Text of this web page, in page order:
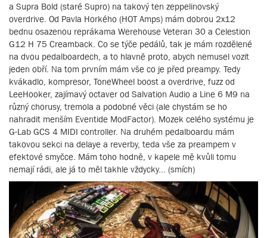
a Supra Bold (staré Supro) na takový ten zeppelinovský
overdrive. Od Pavla Horkého (HOT Amps) mám dobrou 2x12
bednu osazenou reprákama Werehouse Veteran 30 a Celestion
G12 H 75 Creamback. Co se týče pedálů, tak je mám rozdělené
na dvou pedalboardech, a to hlavně proto, abych nemusel vozit
jeden obří. Na tom prvním mám vše co je před preampy. Tedy
kvákadlo, kompresor, ToneWheel boost a overdrive, fuzz od
LeeHooker, zajímavý octaver od Salvation Audio a Line 6 M9 na
různý chorusy, tremola a podobné věci (ale chystám se ho
nahradit menším Eventide ModFactor). Mozek celého systému je
G-Lab GCS 4 MIDI controller. Na druhém pedalboardu mám
takovou sekci na delaye a reverby, teda vše za preampem v
efektové smyčce. Mám toho hodně, v kapele mě kvůli tomu
nemají rádi, ale já to měl takhle vždycky... (smích)